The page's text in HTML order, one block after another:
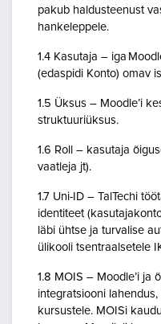
pakub haldusteenust
hankeleppele.
1.4 Kasutaja – iga
(edaspidi Konto) omav
1.5 Üksus – Moodle’i
struktuuriüksus.
1.6 Roll – kasutaja
vaatleja jt).
1.7 Uni-ID – TalTechi
identiteet
läbi ühtse ja turvalise
ülikooli tsentraalsetele
1.8 MOIS – Moodle’i ja
integratsiooni
kursustele. MOISi